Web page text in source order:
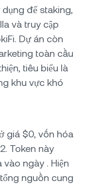
để staking,
và truy cập
Dự án còn
toàn cầu
tiêu biểu là
khu vực khó
giá $0, vốn hóa
Token này
ngày . Hiện
nguồn cung